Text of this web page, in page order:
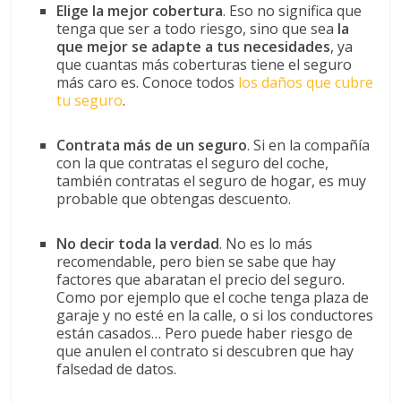
Elige la mejor cobertura. Eso no significa que
tenga que ser a todo riesgo, sino que sea la
que mejor se adapte a tus necesidades, ya
que cuantas más coberturas tiene el seguro
más caro es. Conoce todos los daños que cubre
tu seguro.
Contrata más de un seguro. Si en la compañía
con la que contratas el seguro del coche,
también contratas el seguro de hogar, es muy
probable que obtengas descuento.
No decir toda la verdad. No es lo más
recomendable, pero bien se sabe que hay
factores que abaratan el precio del seguro.
Como por ejemplo que el coche tenga plaza de
garaje y no esté en la calle, o si los conductores
están casados… Pero puede haber riesgo de
que anulen el contrato si descubren que hay
falsedad de datos.